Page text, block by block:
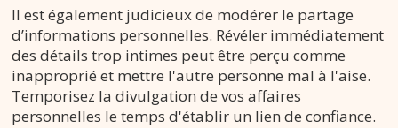
Il est également judicieux de modérer le partage
d’informations personnelles. Révéler immédiatement
des détails trop intimes peut être perçu comme
inapproprié et mettre l'autre personne mal à l'aise.
Temporisez la divulgation de vos affaires
personnelles le temps d'établir un lien de confiance.